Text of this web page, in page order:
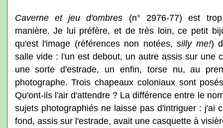
Caverne et jeu d'ombres (n° 2976-77) est
manière. Je lui préfère, et de très loin, ce petit
qu'est l'image (références non notées,silly me!)
salle vide : l'un est debout, un autre assis sur une
une sorte d'estrade, un enfin, torse nu, au
photographe. Trois chapeaux coloniaux sont
Qu'ont-ils l'air d'attendre ? La différence entre le
sujets photographiés ne laisse pas d'intriguer : j'ai
fond, assis sur l'estrade, avait une casquette à